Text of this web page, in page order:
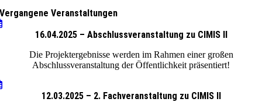
Vergangene Veranstaltungen
16.04.2025 – Abschlussveranstaltung zu CIMIS II
Die Projektergebnisse werden im Rahmen einer großen
Abschlussveranstaltung der Öffentlichkeit präsentiert!
12.03.2025 – 2. Fachveranstaltung zu CIMIS II